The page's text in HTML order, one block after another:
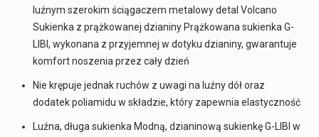
luźnym szerokim ściągaczem metalowy detal Volcano
Sukienka z prążkowanej dzianiny Prążkowana sukienka G-
LIBI, wykonana z przyjemnej w dotyku dzianiny, gwarantuje
komfort noszenia przez cały dzień
Nie krępuje jednak ruchów z uwagi na luźny dół oraz
dodatek poliamidu w składzie, który zapewnia elastyczność
Luźna, długa sukienka Modną, dzianinową sukienkę G-LIBI w